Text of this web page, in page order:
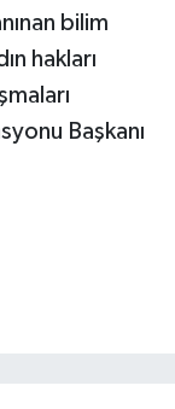
bilim
hakları
Başkanı